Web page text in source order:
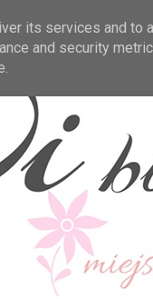
its services and to
and security